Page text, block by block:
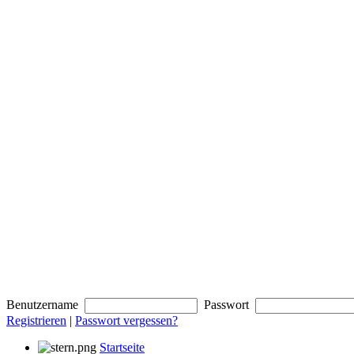
Benutzername Passwort
Registrieren | Passwort vergessen?
Startseite